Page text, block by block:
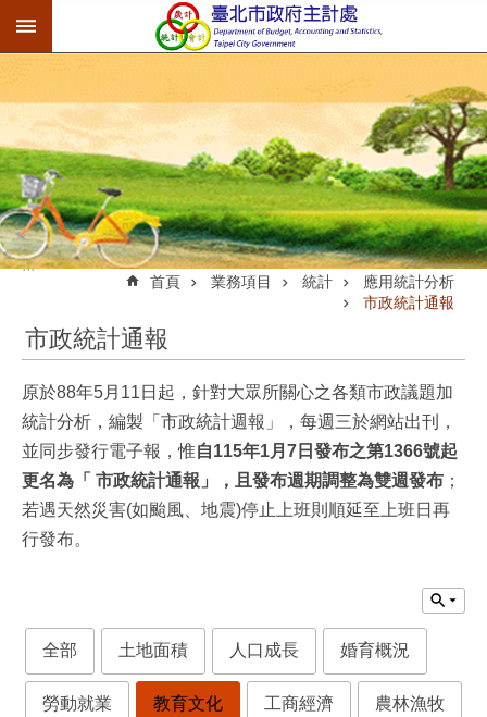
跳到主要內容區塊
:::
首頁 業務項目 統計
應用統計分析
市政統計通報
市政統計通報
原於88年5月11日起，針對大眾所關心之各類市政議題加
統計分析，編製「市政統計週報」，每週三於網站出刊，
並同步發行電子報，惟自115年1月7日發布之第1366號起
更名為「 市政統計通報」，且發布週期調整為雙週發布 ；
若遇天然災害(如颱風、地震)停止上班則順延至上班日再
行發布。
全部 土地面積 人口成長 婚育概況
勞動就業 教育文化 工商經濟 農林漁牧